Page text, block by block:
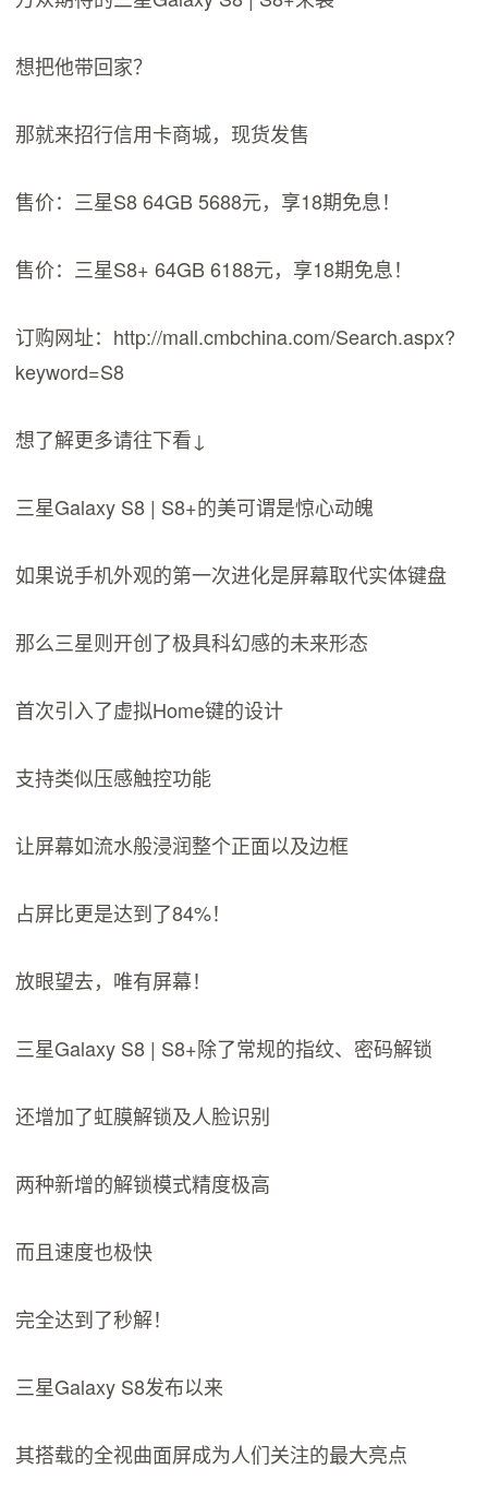
想把他带回家？
那就来招行信用卡商城，现货发售
售价：三星S8 64GB 5688元，享18期免息！
售价：三星S8+ 64GB 6188元，享18期免息！
订购网址：http://mall.cmbchina.com/Search.aspx?
keyword=S8
想了解更多请往下看↓
三星Galaxy S8 | S8+的美可谓是惊心动魄
如果说手机外观的第一次进化是屏幕取代实体键盘
那么三星则开创了极具科幻感的未来形态
首次引入了虚拟Home键的设计
支持类似压感触控功能
让屏幕如流水般浸润整个正面以及边框
占屏比更是达到了84%！
放眼望去，唯有屏幕！
三星Galaxy S8 | S8+除了常规的指纹、密码解锁
还增加了虹膜解锁及人脸识别
两种新增的解锁模式精度极高
而且速度也极快
完全达到了秒解！
三星Galaxy S8发布以来
其搭载的全视曲面屏成为人们关注的最大亮点